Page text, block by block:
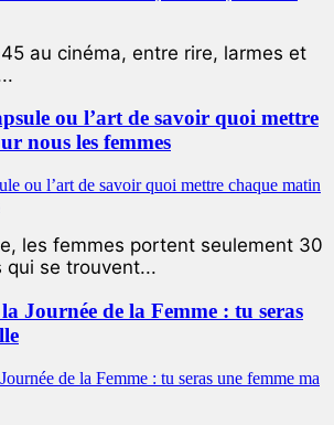
au cinéma, entre rire, larmes et
ou l’art de savoir quoi mettre
nous les femmes
les femmes portent seulement 30
qui se trouvent...
Journée de la Femme : tu seras